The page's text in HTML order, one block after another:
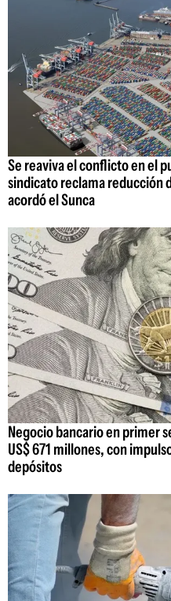
Se reaviva el conflicto en el
sindicato reclama reducción
acordó el Sunca
Negocio bancario en primer
US$ 671 millones, con
depósitos